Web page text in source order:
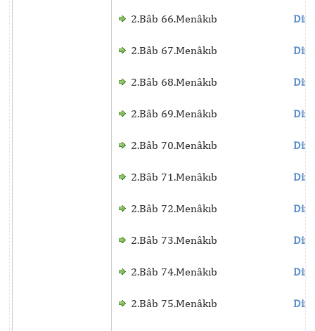
2.Bâb 66.Menâkıb
2.Bâb 67.Menâkıb
2.Bâb 68.Menâkıb
2.Bâb 69.Menâkıb
2.Bâb 70.Menâkıb
2.Bâb 71.Menâkıb
2.Bâb 72.Menâkıb
2.Bâb 73.Menâkıb
2.Bâb 74.Menâkıb
2.Bâb 75.Menâkıb